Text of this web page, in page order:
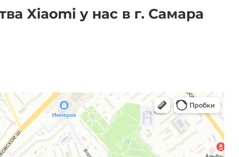
Xiaomi у нас в г. Самара